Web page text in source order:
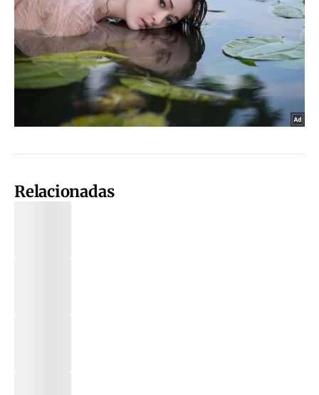
Relacionadas